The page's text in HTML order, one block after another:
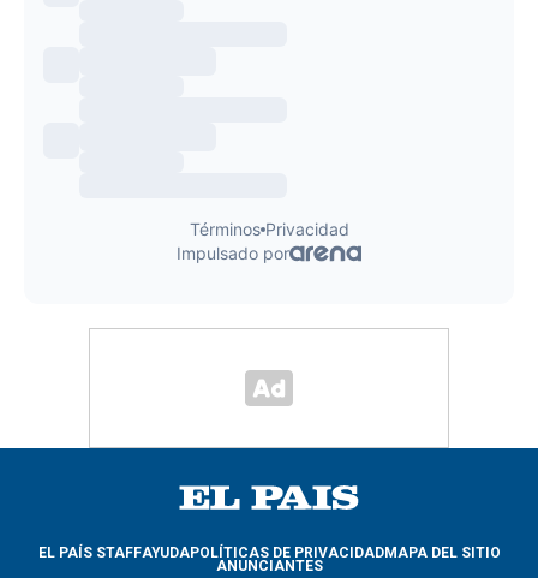
EL PAÍS STAFFAYUDAPOLÍTICAS DE PRIVACIDADMAPA DEL SITIO
ANUNCIANTES